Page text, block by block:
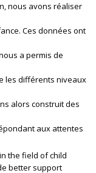
nous avons réaliser
Ces données ont
a permis de
les différents niveaux
alors construit des
aux attentes
the field of child
better support